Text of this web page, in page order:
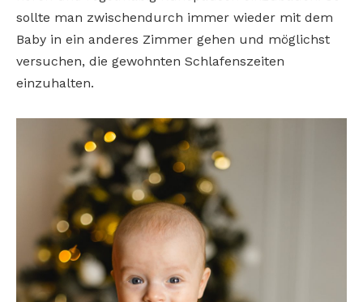
sollte man zwischendurch immer wieder mit dem
Baby in ein anderes Zimmer gehen und möglichst
versuchen, die gewohnten Schlafenszeiten
einzuhalten.